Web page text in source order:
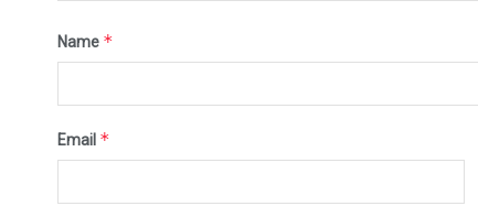
Name *
Email *